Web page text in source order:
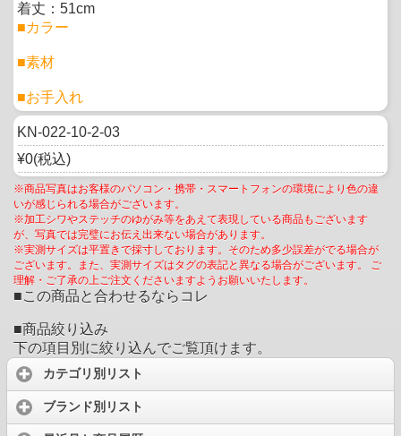
着丈：51cm
■カラー
■素材
■お手入れ
KN-022-10-2-03
¥0(税込)
※商品写真はお客様のパソコン・携帯・スマートフォンの環境により色の違
いが感じられる場合がございます。
※加工シワやステッチのゆがみ等をあえて表現している商品もございます
が、写真では完璧にお伝え出来ない場合があります。
※実測サイズは平置きで採寸しております。そのため多少誤差がでる場合が
ございます。また、実測サイズはタグの表記と異なる場合がございます。 ご
理解・ご了承の上ご注文くださいますようお願いいたします。
■この商品と合わせるならコレ
■商品絞り込み
下の項目別に絞り込んでご覧頂けます。
カテゴリ別リスト
ブランド別リスト